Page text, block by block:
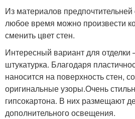
Из материалов
любое время можно произвести
сменить цвет стен.
Интересный вариант для отделки
штукатурка. Благодаря
наносится на поверхность стен,
оригинальные узоры.Очень
гипсокартона. В них размещают
дополнительного освещения.